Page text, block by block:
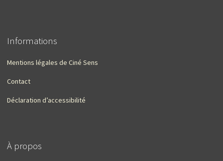
Informations
Mentions légales de Ciné Sens
Contact
Déclaration d’accessibilité
À propos